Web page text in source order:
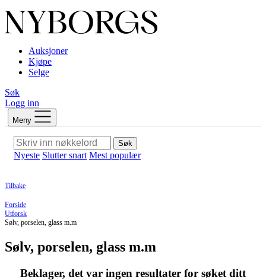
Auksjoner
Kjøpe
Selge
Søk
Logg inn
Meny
Søk
Nyeste Slutter snart Mest populær
Tilbake
Forside
Utforsk
Sølv, porselen, glass m.m
Sølv, porselen, glass m.m
Beklager, det var ingen resultater for søket ditt